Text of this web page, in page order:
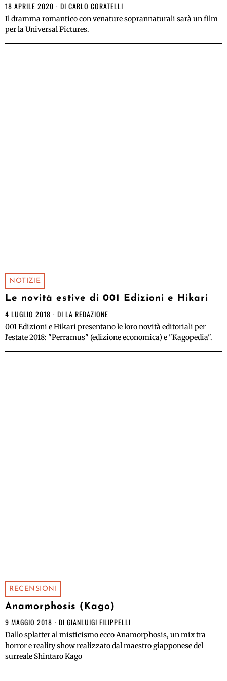
18 APRILE 2020 DI CARLO CORATELLI
Il dramma romantico con venature soprannaturali sarà un film
per la Universal Pictures.
NOTIZIE
Le novità estive di 001 Edizioni e Hikari
4 LUGLIO 2018 DI LA REDAZIONE
001 Edizioni e Hikari presentano le loro novità editoriali per
l'estate 2018: "Perramus" (edizione economica) e "Kagopedia".
RECENSIONI
Anamorphosis (Kago)
9 MAGGIO 2018 DI GIANLUIGI FILIPPELLI
Dallo splatter al misticismo ecco Anamorphosis, un mix tra
horror e reality show realizzato dal maestro giapponese del
surreale Shintaro Kago